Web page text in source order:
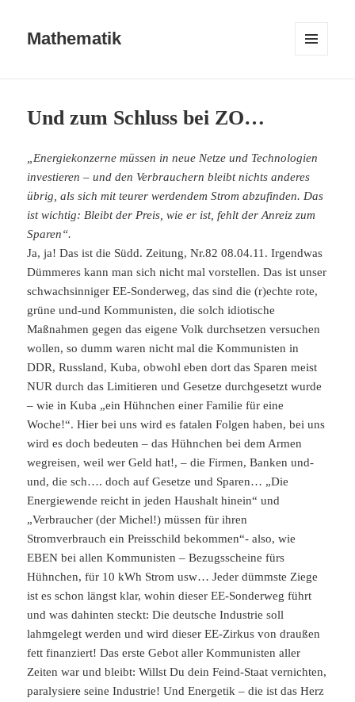
Mathematik
Und zum Schluss bei ZO…
„Energiekonzerne müssen in neue Netze und Technologien
investieren – und den Verbrauchern bleibt nichts anderes
übrig, als sich mit teurer werdendem Strom abzufinden. Das
ist wichtig: Bleibt der Preis, wie er ist, fehlt der Anreiz zum
Sparen“.
Ja, ja! Das ist die Südd. Zeitung, Nr.82 08.04.11. Irgendwas
Dümmeres kann man sich nicht mal vorstellen. Das ist unser
schwachsinniger EE-Sonderweg, das sind die (r)echte rote,
grüne und-und Kommunisten, die solch idiotische
Maßnahmen gegen das eigene Volk durchsetzen versuchen
wollen, so dumm waren nicht mal die Kommunisten in
DDR, Russland, Kuba, obwohl eben dort das Sparen meist
NUR durch das Limitieren und Gesetze durchgesetzt wurde
– wie in Kuba „ein Hühnchen einer Familie für eine
Woche!“. Hier bei uns wird es fatalen Folgen haben, bei uns
wird es doch bedeuten – das Hühnchen bei dem Armen
wegreisen, weil wer Geld hat!, – die Firmen, Banken und-
und, die sch…. doch auf Gesetze und Sparen… „Die
Energiewende reicht in jeden Haushalt hinein“ und
„Verbraucher (der Michel!) müssen für ihren
Stromverbrauch ein Preisschild bekommen“- also, wie
EBEN bei allen Kommunisten – Bezugsscheine fürs
Hühnchen, für 10 kWh Strom usw… Jeder dümmste Ziege
ist es schon längst klar, wohin dieser EE-Sonderweg führt
und was dahinten steckt: Die deutsche Industrie soll
lahmgelegt werden und wird dieser EE-Zirkus von draußen
fett finanziert! Das erste Gebot aller Kommunisten aller
Zeiten war und bleibt: Willst Du dein Feind-Staat vernichten,
paralysiere seine Industrie! Und Energetik – die ist das Herz